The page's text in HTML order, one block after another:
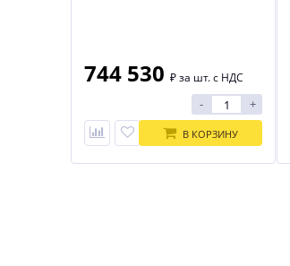
744 530 ₽за шт. с НДС
- +
В КОРЗИНУ